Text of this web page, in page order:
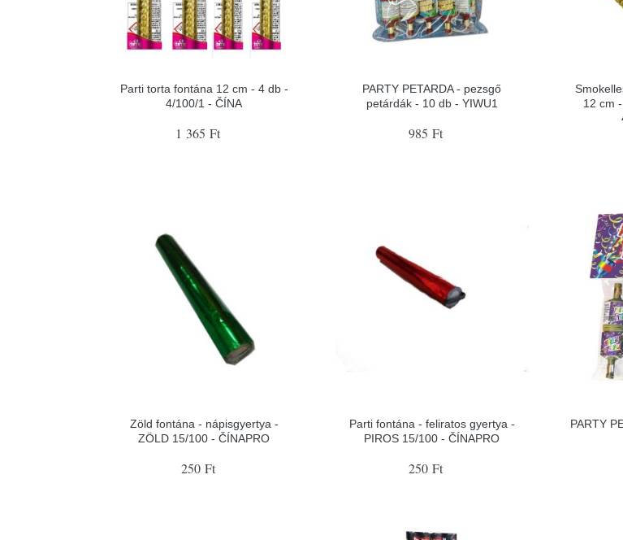
Parti torta fontána 12 cm - 4 db -
4/100/1 - ČÍNA
1 365 Ft
PARTY PETARDA - pezsgő
petárdák - 10 db - YIWU1
985 Ft
12 cm
Zöld fontána - nápisgyertya -
ZÖLD 15/100 - ČÍNAPRO
250 Ft
Parti fontána - feliratos gyertya -
PIROS 15/100 - ČÍNAPRO
250 Ft
PARTY